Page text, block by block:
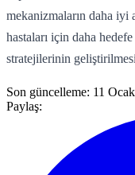
mekanizmaların daha iyi
hastaları için daha
stratejilerinin
Son güncelleme: 11
Paylaş: